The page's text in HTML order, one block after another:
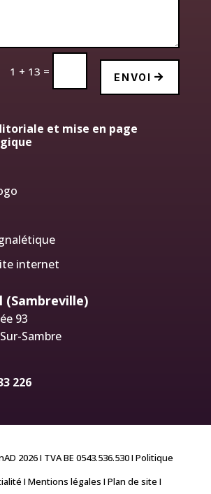
1 + 13 = ENVOI
et mise en page
internet
(Sambreville)
93
Sambre
226
2026 I TVA BE 0543.536.530I Politique
I Mentions légales I Plan de site I